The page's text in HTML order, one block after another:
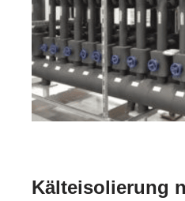
Kälteisolierung